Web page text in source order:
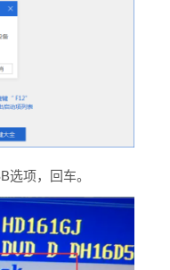
选项，回车。